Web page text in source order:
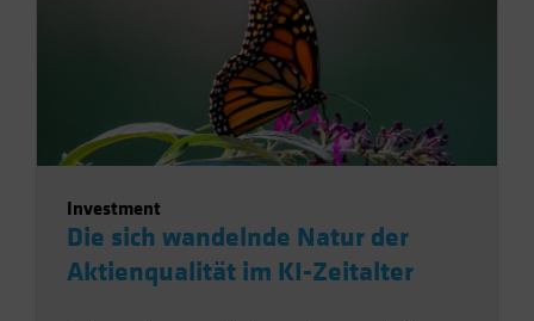
Investment
Die sich wandelnde Natur der
Aktienqualität im KI-Zeitalter